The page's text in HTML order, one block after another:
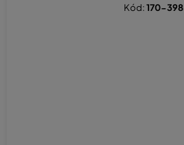
Kód:170-398